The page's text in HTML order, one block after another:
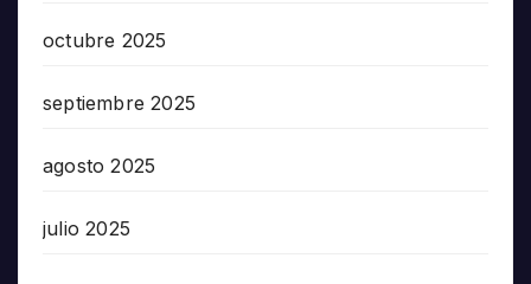
octubre 2025
septiembre 2025
agosto 2025
julio 2025